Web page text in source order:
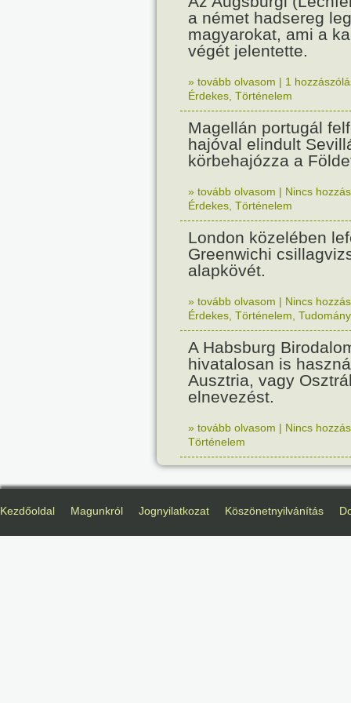
a német hadsereg
magyarokat, ami a
végét jelentette.
» tovább olvasom | 1
Érdekes Történelem
Magellán portugál
hajóval elindult
körbehajózza a
» tovább olvasom | Nincs
Érdekes Történelem
London közelében
Greenwichi
alapkövét.
» tovább olvasom | Nincs
Érdekes Történelem Tudomány
A Habsburg
hivatalosan is
Ausztria, vagy
elnevezést.
» tovább olvasom | Nincs
Történelem
Kezdőoldal Magunkról Jognyilatkozat Köszönetnyilvánítás